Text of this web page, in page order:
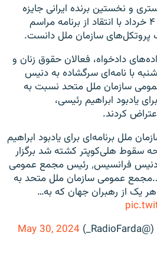
و نخستین برنده ایرانی جایزه
نوبل صلح، هم روز جمعه ۴ خرداد با انتقاد از برنامه مراسم
پروتکل‌های سازمان ملل دانست.
دادخواه، فعالان حقوق زنان و
با نامه‌ای سرگشاده به دنیس
عمومی سازمان ملل متحد نسبت به
یادبود ابراهیم رئیسی،
کردند.
ملل برنامه‌ای برای یادبود ابراهیم
سقوط هلی‌کوپتر کشته شد برگزار
کرد.این مراسم با سخنان دنیس فرانسیس٬ رئیس مجمع عمومی
عمومی سازمان ملل متحد به
یک از رهبران جهان که به…
May 30, 2024